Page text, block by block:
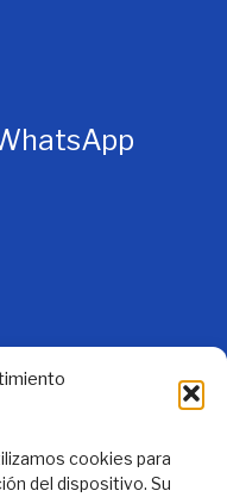
cookies para
del dispositivo. Su